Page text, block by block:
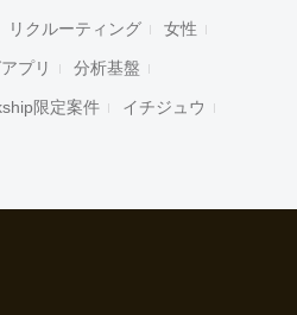
リクルーティング 女性
プリ 分析基盤
限定案件 イチジュウ